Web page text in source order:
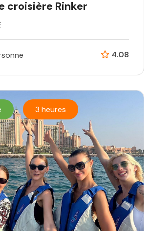
croisière Rinker
4.08
3 heures